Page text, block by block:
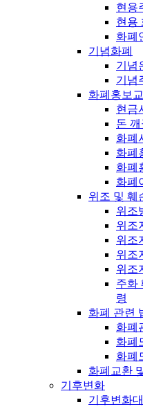
현용
현용
화폐
기념화폐
기념
기념
화폐홍보
현금
돈 깨
화폐
화폐
화폐
화폐
위조 및 훼
위조
위조
위조
위조
위조
주화
령
화폐 관련
화폐
화폐
화폐
화폐교환
기후변화
기후변화